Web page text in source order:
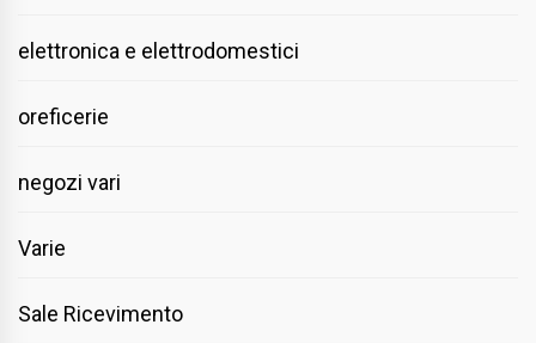
elettronica e elettrodomestici
oreficerie
negozi vari
Varie
Sale Ricevimento